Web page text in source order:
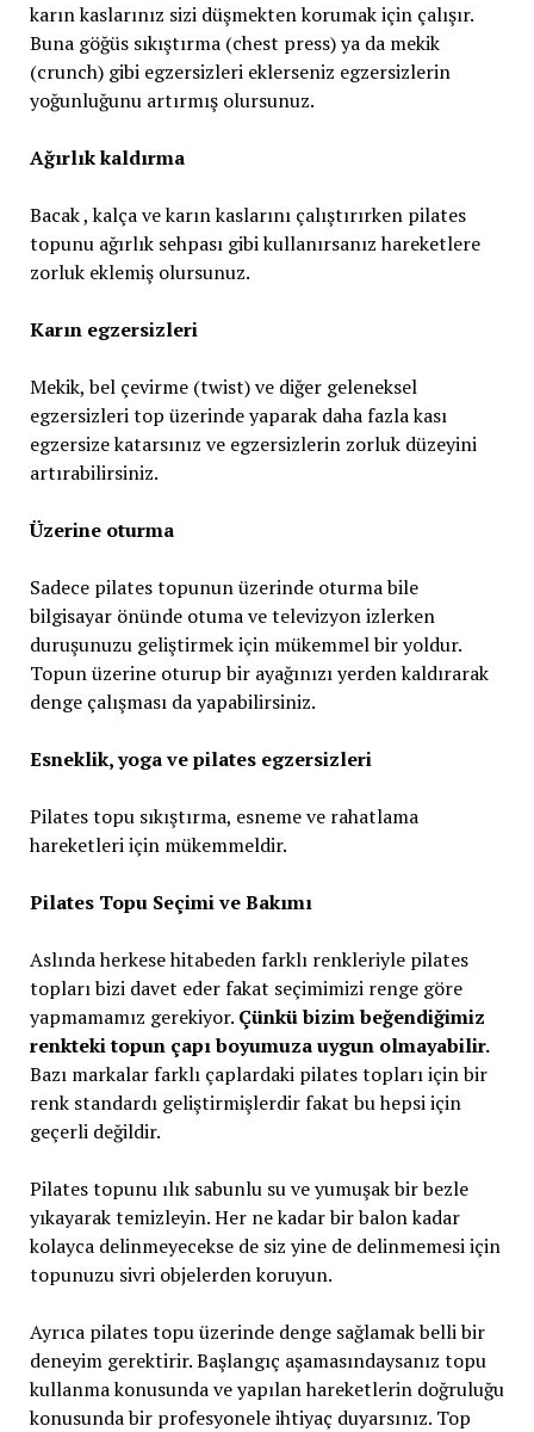
karın kaslarınız sizi düşmekten korumak için çalışır.
Buna göğüs sıkıştırma (chest press) ya da mekik
(crunch) gibi egzersizleri eklerseniz egzersizlerin
yoğunluğunu artırmış olursunuz.
Ağırlık kaldırma
Bacak , kalça ve karın kaslarını çalıştırırken pilates
topunu ağırlık sehpası gibi kullanırsanız hareketlere
zorluk eklemiş olursunuz.
Karın egzersizleri
Mekik, bel çevirme (twist) ve diğer geleneksel
egzersizleri top üzerinde yaparak daha fazla kası
egzersize katarsınız ve egzersizlerin zorluk düzeyini
artırabilirsiniz.
Üzerine oturma
Sadece pilates topunun üzerinde oturma bile
bilgisayar önünde otuma ve televizyon izlerken
duruşunuzu geliştirmek için mükemmel bir yoldur.
Topun üzerine oturup bir ayağınızı yerden kaldırarak
denge çalışması da yapabilirsiniz.
Esneklik, yoga ve pilates egzersizleri
Pilates topu sıkıştırma, esneme ve rahatlama
hareketleri için mükemmeldir.
Pilates Topu Seçimi ve Bakımı
Aslında herkese hitabeden farklı renkleriyle pilates
topları bizi davet eder fakat seçimimizi renge göre
yapmamamız gerekiyor. Çünkü bizim beğendiğimiz
renkteki topun çapı boyumuza uygun olmayabilir.
Bazı markalar farklı çaplardaki pilates topları için bir
renk standardı geliştirmişlerdir fakat bu hepsi için
geçerli değildir.
Pilates topunu ılık sabunlu su ve yumuşak bir bezle
yıkayarak temizleyin. Her ne kadar bir balon kadar
kolayca delinmeyecekse de siz yine de delinmemesi için
topunuzu sivri objelerden koruyun.
Ayrıca pilates topu üzerinde denge sağlamak belli bir
deneyim gerektirir. Başlangıç aşamasındaysanız topu
kullanma konusunda ve yapılan hareketlerin doğruluğu
konusunda bir profesyonele ihtiyaç duyarsınız. Top